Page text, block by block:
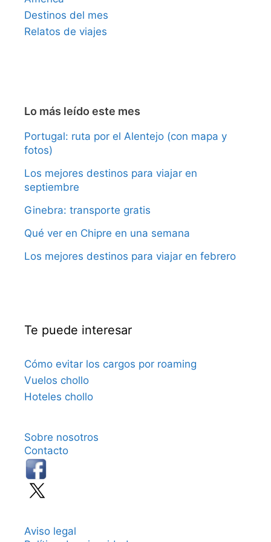
Destinos del mes
Relatos de viajes
Lo más leído este mes
Portugal: ruta por el Alentejo (con mapa y
fotos)
Los mejores destinos para viajar en
septiembre
Ginebra: transporte gratis
Qué ver en Chipre en una semana
Los mejores destinos para viajar en febrero
Te puede interesar
Cómo evitar los cargos por roaming
Vuelos chollo
Hoteles chollo
Sobre nosotros
Contacto
Aviso legal